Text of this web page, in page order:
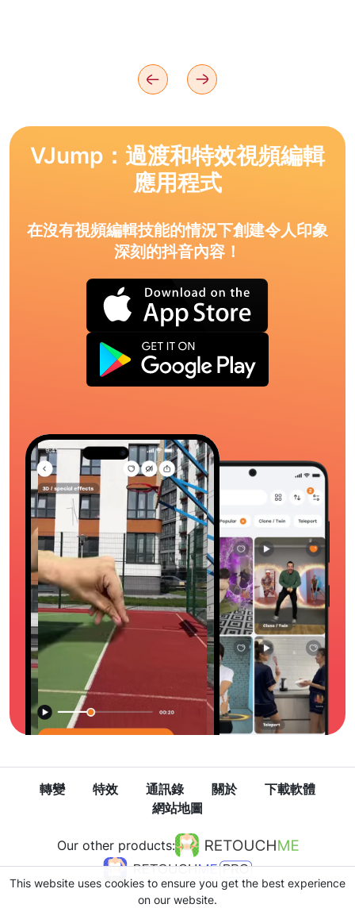
VJump：過渡和特效視頻編輯
應用程式
在沒有視頻編輯技能的情況下創建令人印象
深刻的抖音內容！
轉變 特效 通訊錄 關於
下載軟體
網站地圖
Our other products:
This website uses cookies to ensure you get the best experience
on our website.